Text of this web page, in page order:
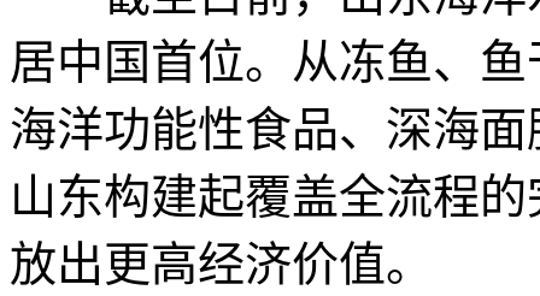
居中国首位。从冻鱼、
海洋功能性食品、深海
山东构建起覆盖全流程
放出更高经济价值。